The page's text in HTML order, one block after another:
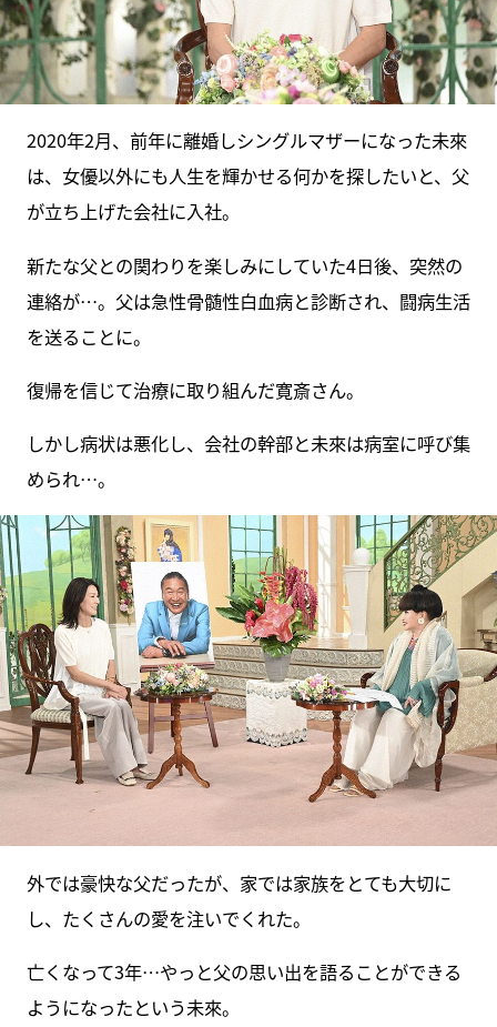
2020年2月、前年に離婚しシングルマザーになった未來
は、女優以外にも人生を輝かせる何かを探したいと、父
が立ち上げた会社に入社。
新たな父との関わりを楽しみにしていた4日後、突然の
連絡が…。父は急性骨髄性白血病と診断され、闘病生活
を送ることに。
復帰を信じて治療に取り組んだ寛斎さん。
しかし病状は悪化し、会社の幹部と未來は病室に呼び集
められ…。
外では豪快な父だったが、家では家族をとても大切に
し、たくさんの愛を注いでくれた。
亡くなって3年…やっと父の思い出を語ることができる
ようになったという未來。